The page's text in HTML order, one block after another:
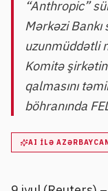
“Anthropic”
Mərkəzi
uzunmüddətli
Komitə
qalmasını
böhranında
AI ILƏ